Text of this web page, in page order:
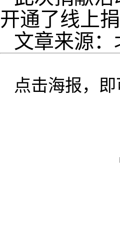
开通了线上捐
文章来源：
点击海报，